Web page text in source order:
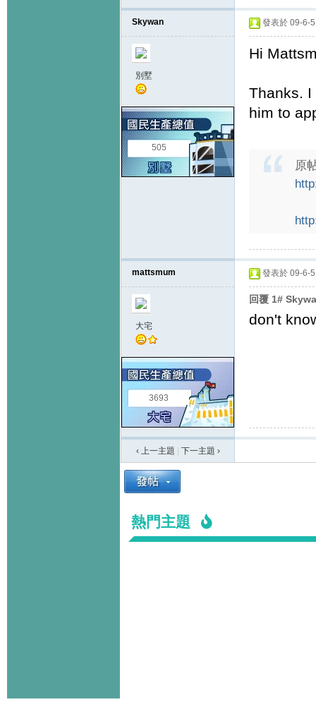
Skywan
別墅
505
發表於 09-6-
Hi
Thanks. I
him to
原
mattsmum
大宅
3693
發表於 09-6-
回覆 1#
don't
‹ 上一主題 下一主題 ›
熱門主題